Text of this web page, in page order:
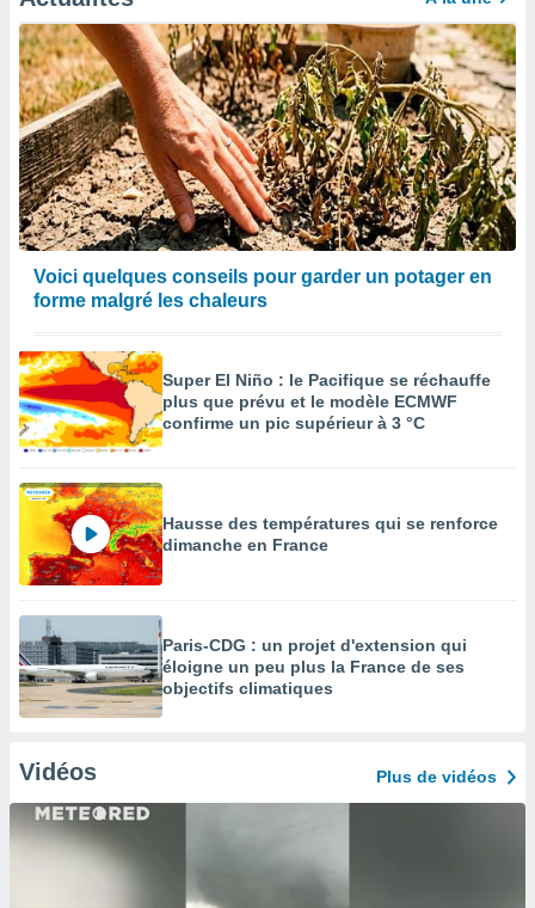
Voici quelques conseils pour garder un potager en
forme malgré les chaleurs
Super El Niño : le Pacifique se réchauffe
plus que prévu et le modèle ECMWF
confirme un pic supérieur à 3 °C
Hausse des températures qui se renforce
dimanche en France
Paris-CDG : un projet d'extension qui
éloigne un peu plus la France de ses
objectifs climatiques
Vidéos Plus de vidéos